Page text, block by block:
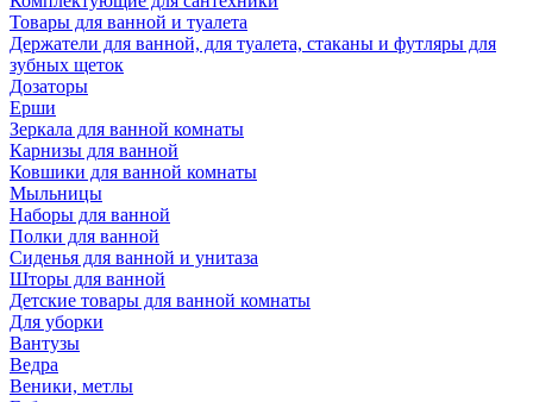
Товары для ванной и туалета
Держатели для ванной, для туалета, стаканы и футляры для
зубных щеток
Дозаторы
Ерши
Зеркала для ванной комнаты
Карнизы для ванной
Ковшики для ванной комнаты
Мыльницы
Наборы для ванной
Полки для ванной
Сиденья для ванной и унитаза
Шторы для ванной
Детские товары для ванной комнаты
Для уборки
Вантузы
Ведра
Веники, метлы